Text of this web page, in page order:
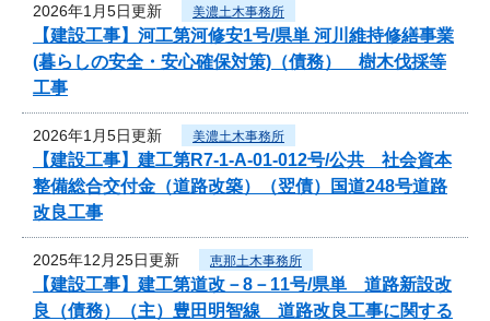
2026年1月5日更新 美濃土木事務所
【建設工事】河工第河修安1号/県単 河川維持修繕事業
(暮らしの安全・安心確保対策)（債務） 樹木伐採等
工事
2026年1月5日更新 美濃土木事務所
【建設工事】建工第R7-1-A-01-012号/公共 社会資本
整備総合交付金（道路改築）（翌債）国道248号道路
改良工事
2025年12月25日更新 恵那土木事務所
【建設工事】建工第道改－8－11号/県単 道路新設改
良（債務）（主）豊田明智線 道路改良工事に関する